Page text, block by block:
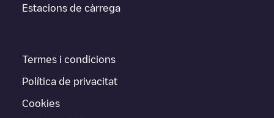
Estacions de càrrega
Termes i condicions
Política de privacitat
Cookies